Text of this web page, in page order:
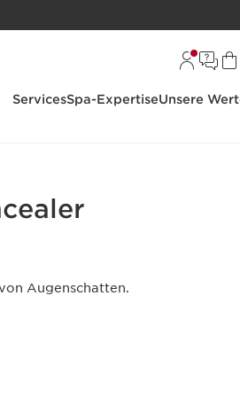
ServicesSpa-ExpertiseUnsere
Augenschatten.